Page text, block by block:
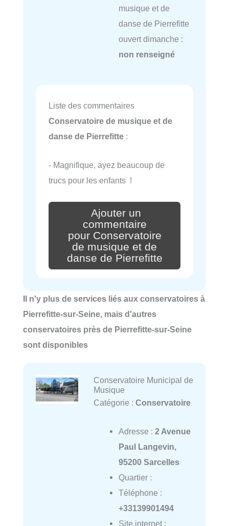
musique et de
danse de Pierrefitte
ouvert dimanche :
non renseigné
Liste des commentaires
Conservatoire de musique et de
danse de Pierrefitte :
- Magnifique, ayez beaucoup de
trucs pour les enfants !
Ajouter un
commentaire
pour Conservatoire
de musique et de
danse de Pierrefitte
Il n'y plus de services liés aux conservatoires à
Pierrefitte-sur-Seine, mais d'autres
conservatoires près de Pierrefitte-sur-Seine
sont disponibles
Conservatoire Municipal de
Musique
Catégorie : Conservatoire
Adresse : 2 Avenue
Paul Langevin,
95200 Sarcelles
Quartier :
Téléphone :
+33139901494
Site internet :